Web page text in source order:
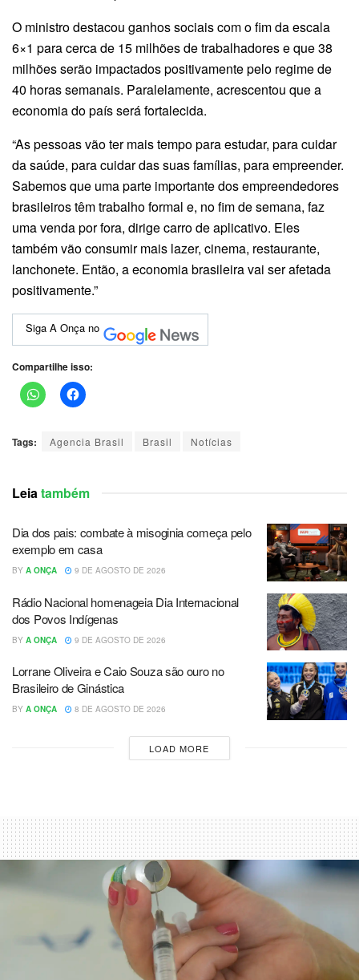
O ministro destacou ganhos sociais com o fim da escala
6×1 para cerca de 15 milhões de trabalhadores e que 38
milhões serão impactados positivamente pelo regime de
40 horas semanais. Paralelamente, acrescentou que a
economia do país será fortalecida.
“As pessoas vão ter mais tempo para estudar, para cuidar
da saúde, para cuidar das suas famílias, para empreender.
Sabemos que uma parte importante dos empreendedores
brasileiros têm trabalho formal e, no fim de semana, faz
uma venda por fora, dirige carro de aplicativo. Eles
também vão consumir mais lazer, cinema, restaurante,
lanchonete. Então, a economia brasileira vai ser afetada
positivamente.”
Siga A Onça no
Compartilhe isso:
Tags: Agencia Brasil Brasil Notícias
Leiatambém
Dia dos pais: combate à misoginia começa pelo
exemplo em casa
BY A ONÇA 9 DE AGOSTO DE 2026
Rádio Nacional homenageia Dia Internacional
dos Povos Indígenas
BY A ONÇA 9 DE AGOSTO DE 2026
Lorrane Oliveira e Caio Souza são ouro no
Brasileiro de Ginástica
BY A ONÇA 8 DE AGOSTO DE 2026
LOAD MORE